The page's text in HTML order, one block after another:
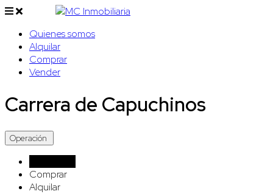
Quienes somos
Alquilar
Comprar
Vender
Carrera de Capuchinos
Operación
Comprar
Alquilar